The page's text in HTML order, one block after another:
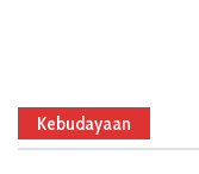
Kebudayaan